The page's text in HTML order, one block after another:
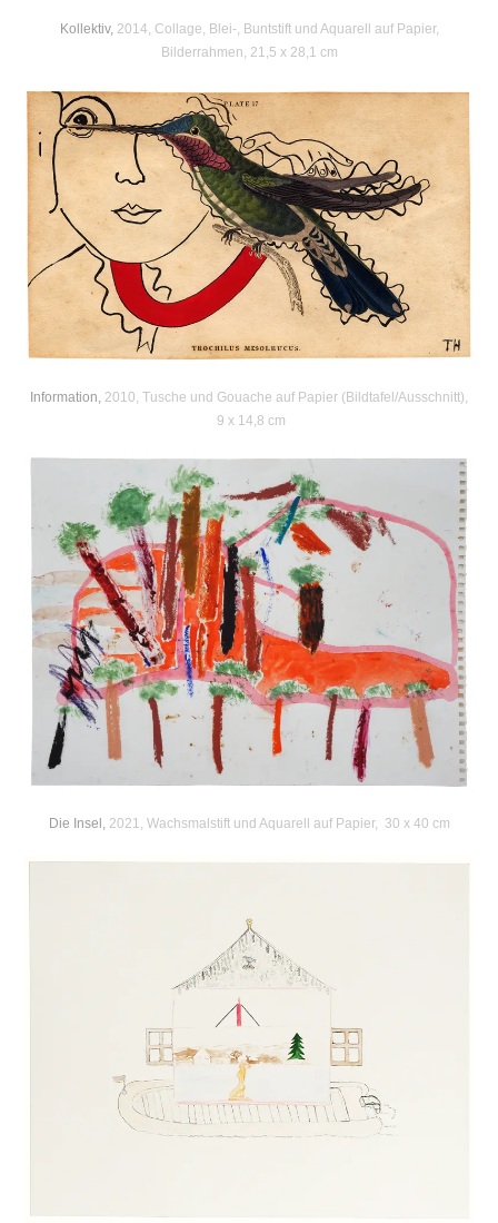
Kollektiv, 2014, Collage, Blei-, Buntstift und Aquarell auf Papier,
Bilderrahmen, 21,5 x 28,1 cm
Information, 2010, Tusche und Gouache auf Papier (Bildtafel/Ausschnitt),
9 x 14,8 cm
Die Insel, 2021, Wachsmalstift und Aquarell auf Papier, 30 x 40 cm